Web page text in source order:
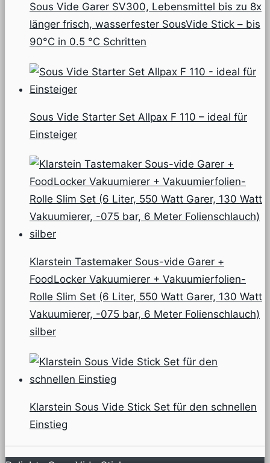
Sous Vide Garer SV300, Lebensmittel bis zu 8x
länger frisch, wasserfester SousVide Stick – bis
90°C in 0.5 °C Schritten
Sous Vide Starter Set Allpax F 110 – ideal für
Einsteiger
Klarstein Tastemaker Sous-vide Garer +
FoodLocker Vakuumierer + Vakuumierfolien-
Rolle Slim Set (6 Liter, 550 Watt Garer, 130 Watt
Vakuumierer, -075 bar, 6 Meter Folienschlauch)
silber
Klarstein Sous Vide Stick Set für den schnellen
Einstieg